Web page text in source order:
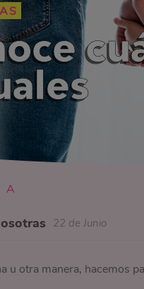
A
22 de Junio
u otra manera, hacemos